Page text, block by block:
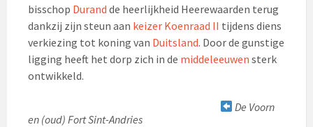
bisschop Durand de heerlijkheid Heerewaarden terug
dankzij zijn steun aan keizer Koenraad II tijdens diens
verkiezing tot koning van Duitsland. Door de gunstige
ligging heeft het dorp zich in de middeleeuwen sterk
ontwikkeld.
De Voorn
en (oud) Fort Sint-Andries